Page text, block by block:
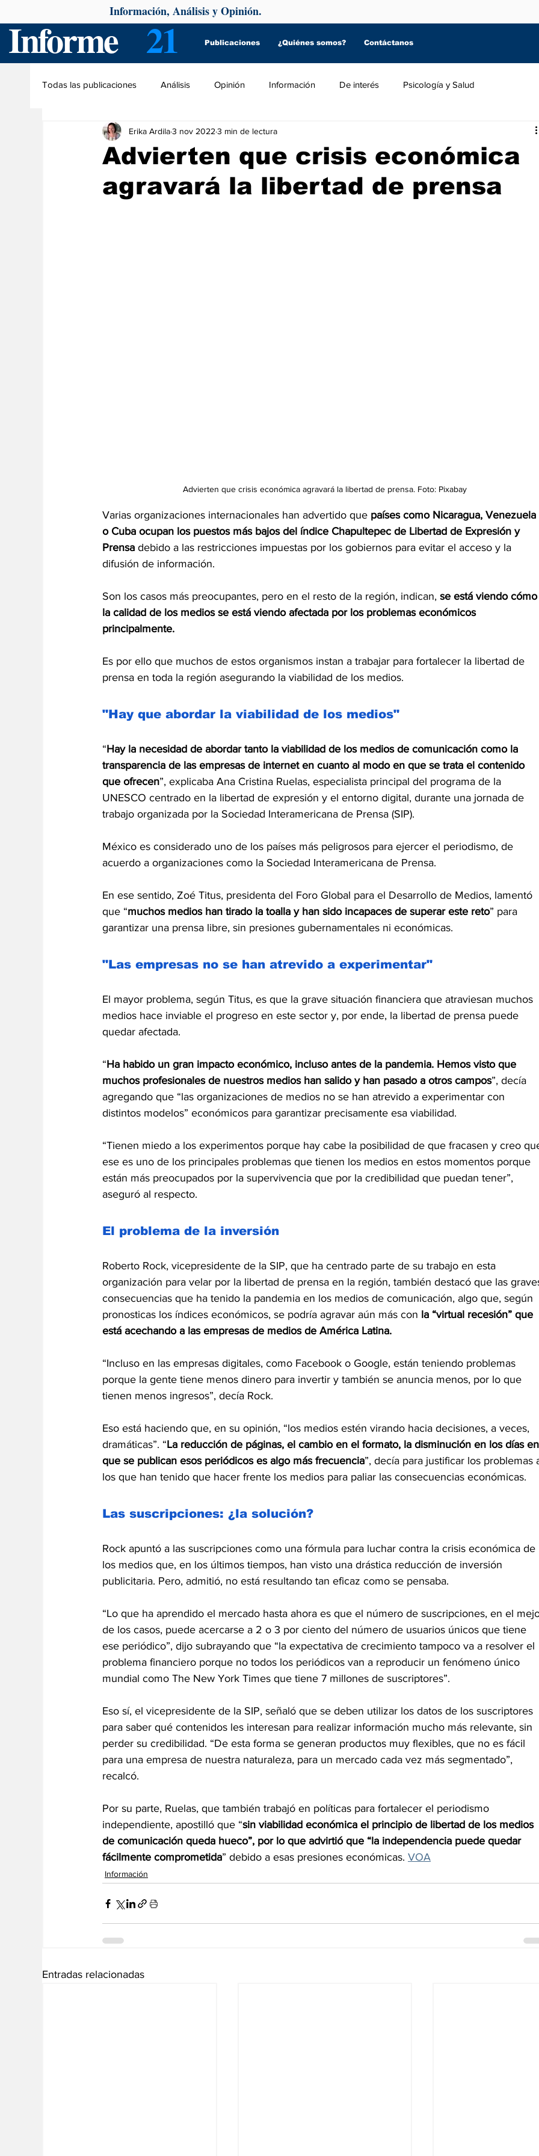
Informe 21 Publicaciones ¿Quiénes somos? Contáctanos
Información, Análisis y Opinión.
Todas las publicaciones Análisis Opinión Información De interés Psicología y Salud
Advierten que crisis económica
agravará la libertad de prensa
Erika Ardila3 nov 2022 3 min de lectura
Advierten que crisis económica agravará la libertad de prensa. Foto: Pixabay
Varias organizaciones internacionales han advertido que países como Nicaragua, Venezuela
o Cuba ocupan los puestos más bajos del índice Chapultepec de Libertad de Expresión y
Prensa debido a las restricciones impuestas por los gobiernos para evitar el acceso y la
difusión de información.
Son los casos más preocupantes, pero en el resto de la región, indican, se está viendo
la calidad de los medios se está viendo afectada por los problemas económicos
principalmente.
Es por ello que muchos de estos organismos instan a trabajar para fortalecer la libertad de
prensa en toda la región asegurando la viabilidad de los medios.
"Hay que abordar la viabilidad de los medios"
“Hay la necesidad de abordar tanto la viabilidad de los medios de comunicación como la
transparencia de las empresas de internet en cuanto al modo en que se trata el contenido
que ofrecen”, explicaba Ana Cristina Ruelas, especialista principal del programa de la
UNESCO centrado en la libertad de expresión y el entorno digital, durante una jornada de
trabajo organizada por la Sociedad Interamericana de Prensa (SIP).
México es considerado uno de los países más peligrosos para ejercer el periodismo, de
acuerdo a organizaciones como la Sociedad Interamericana de Prensa.
En ese sentido, Zoé Titus, presidenta del Foro Global para el Desarrollo de Medios, lamentó
que “muchos medios han tirado la toalla y han sido incapaces de superar este reto” para
garantizar una prensa libre, sin presiones gubernamentales ni económicas.
"Las empresas no se han atrevido a experimentar"
El mayor problema, según Titus, es que la grave situación financiera que atraviesan muchos
medios hace inviable el progreso en este sector y, por ende, la libertad de prensa puede
quedar afectada.
“Ha habido un gran impacto económico, incluso antes de la pandemia. Hemos visto que
muchos profesionales de nuestros medios han salido y han pasado a otros campos”, decía
agregando que “las organizaciones de medios no se han atrevido a experimentar con
distintos modelos” económicos para garantizar precisamente esa viabilidad.
“Tienen miedo a los experimentos porque hay cabe la posibilidad de que fracasen y creo
ese es uno de los principales problemas que tienen los medios en estos momentos porque
están más preocupados por la supervivencia que por la credibilidad que puedan tener”,
aseguró al respecto.
El problema de la inversión
Roberto Rock, vicepresidente de la SIP, que ha centrado parte de su trabajo en esta
organización para velar por la libertad de prensa en la región, también destacó que las
consecuencias que ha tenido la pandemia en los medios de comunicación, algo que, según
pronosticas los índices económicos, se podría agravar aún más con la “virtual recesión” que
está acechando a las empresas de medios de América Latina.
“Incluso en las empresas digitales, como Facebook o Google, están teniendo problemas
porque la gente tiene menos dinero para invertir y también se anuncia menos, por lo que
tienen menos ingresos”, decía Rock.
Eso está haciendo que, en su opinión, “los medios estén virando hacia decisiones, a veces,
dramáticas”. “La reducción de páginas, el cambio en el formato, la disminución en los días
que se publican esos periódicos es algo más frecuencia”, decía para justificar los problemas
los que han tenido que hacer frente los medios para paliar las consecuencias económicas.
Las suscripciones: ¿la solución?
Rock apuntó a las suscripciones como una fórmula para luchar contra la crisis económica de
los medios que, en los últimos tiempos, han visto una drástica reducción de inversión
publicitaria. Pero, admitió, no está resultando tan eficaz como se pensaba.
“Lo que ha aprendido el mercado hasta ahora es que el número de suscripciones, en el
de los casos, puede acercarse a 2 o 3 por ciento del número de usuarios únicos que tiene
ese periódico”, dijo subrayando que “la expectativa de crecimiento tampoco va a resolver el
problema financiero porque no todos los periódicos van a reproducir un fenómeno único
mundial como The New York Times que tiene 7 millones de suscriptores”.
Eso sí, el vicepresidente de la SIP, señaló que se deben utilizar los datos de los suscriptores
para saber qué contenidos les interesan para realizar información mucho más relevante, sin
perder su credibilidad. “De esta forma se generan productos muy flexibles, que no es fácil
para una empresa de nuestra naturaleza, para un mercado cada vez más segmentado”,
recalcó.
Por su parte, Ruelas, que también trabajó en políticas para fortalecer el periodismo
independiente, apostilló que “sin viabilidad económica el principio de libertad de los medios
de comunicación queda hueco”, por lo que advirtió que “la independencia puede quedar
fácilmente comprometida” debido a esas presiones económicas. VOA
Información
Entradas relacionadas